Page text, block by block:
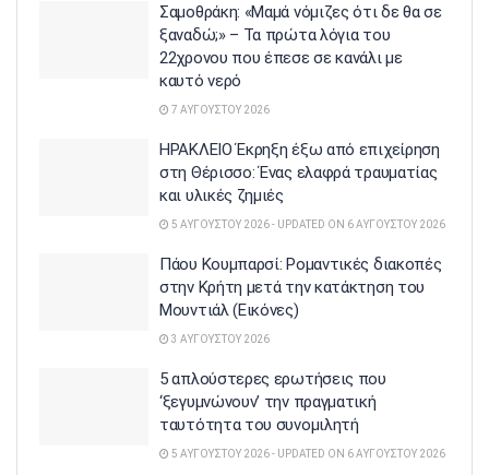
Σαμοθράκη: «Μαμά νόμιζες ότι δε θα σε
ξαναδώ;» – Τα πρώτα λόγια του
22χρονου που έπεσε σε κανάλι με
καυτό νερό
7 ΑΥΓΟΎΣΤΟΥ 2026
ΗΡΑΚΛΕΙΟ Έκρηξη έξω από επιχείρηση
στη Θέρισσο: Ένας ελαφρά τραυματίας
και υλικές ζημιές
5 ΑΥΓΟΎΣΤΟΥ 2026 - UPDATED ON 6 ΑΥΓΟΎΣΤΟΥ 2026
Πάου Κουμπαρσί: Ρομαντικές διακοπές
στην Κρήτη μετά την κατάκτηση του
Μουντιάλ (Εικόνες)
3 ΑΥΓΟΎΣΤΟΥ 2026
5 απλούστερες ερωτήσεις που
‘ξεγυμνώνουν’ την πραγματική
ταυτότητα του συνομιλητή
5 ΑΥΓΟΎΣΤΟΥ 2026 - UPDATED ON 6 ΑΥΓΟΎΣΤΟΥ 2026